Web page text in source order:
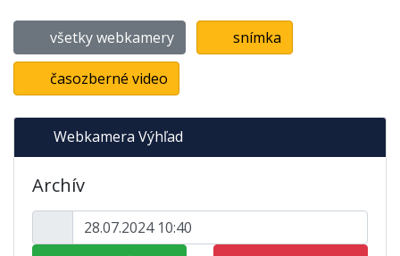
všetky webkamery snímka
časozberné video
Webkamera Výhľad
Archív